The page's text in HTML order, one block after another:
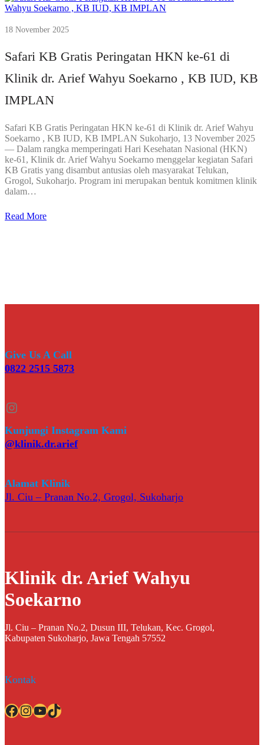
18 November 2025
Safari KB Gratis Peringatan HKN ke-61 di
Klinik dr. Arief Wahyu Soekarno , KB IUD, KB
IMPLAN
Safari KB Gratis Peringatan HKN ke-61 di Klinik dr. Arief Wahyu
Soekarno , KB IUD, KB IMPLAN Sukoharjo, 13 November 2025
— Dalam rangka memperingati Hari Kesehatan Nasional (HKN)
ke-61, Klinik dr. Arief Wahyu Soekarno menggelar kegiatan Safari
KB Gratis yang disambut antusias oleh masyarakat Telukan,
Grogol, Sukoharjo. Program ini merupakan bentuk komitmen klinik
dalam…
Read More
Give Us A Call
0822 2515 5873
Instagram
Kunjungi Instagram Kami
@klinik.dr.arief
Alamat Klinik
Jl. Ciu – Pranan No.2, Grogol, Sukoharjo
Klinik dr. Arief Wahyu
Soekarno
Jl. Ciu – Pranan No.2, Dusun III, Telukan, Kec. Grogol,
Kabupaten Sukoharjo, Jawa Tengah 57552
Kontak
Facebook InstagramYouTube TikTok